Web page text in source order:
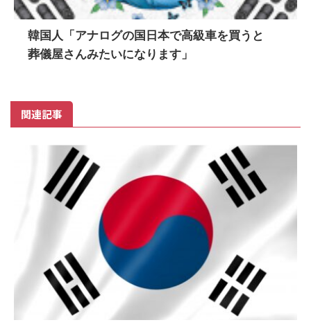
韓国人「アナログの国日本で高級車を買うと
葬儀屋さんみたいになります」
関連記事